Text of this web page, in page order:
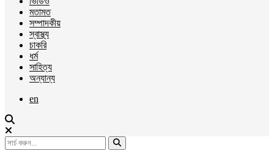
মতামত
সম্পাদকীয়
স্বাস্থ্য
চাকরি
ধর্ম
সাহিত্য
অন্যান্য
en